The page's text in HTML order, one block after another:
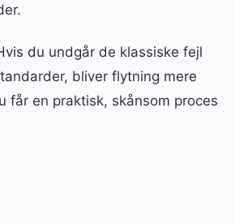
du undgår de klassiske fejl
bliver flytning mere
får en praktisk, skånsom proces